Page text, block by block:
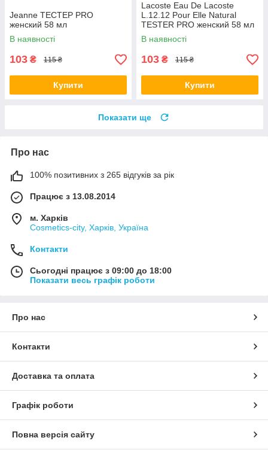
Jeanne ТЕСТЕР PRO
женский 58 мл
В наявності
103 ₴ 115 ₴
Купити
Lacoste Eau De Lacoste
L.12.12 Pour Elle Natural
TESTER PRO женский 58 мл
В наявності
103 ₴ 115 ₴
Купити
Показати ще
Про нас
100% позитивних з 265 відгуків за рік
Працює з 13.08.2014
м. Харків
Cosmetics-city, Харків, Україна
Контакти
Сьогодні працює з 09:00 до 18:00
Показати весь графік роботи
Про нас
Контакти
Доставка та оплата
Графік роботи
Повна версія сайту